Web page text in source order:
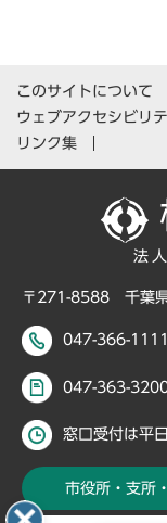
このサイトについて
ウェブアクセシビリ
リンク集
法
〒271-8588 千葉
047-366-1111
047-363-3200
窓口受付は平
市役所・支所